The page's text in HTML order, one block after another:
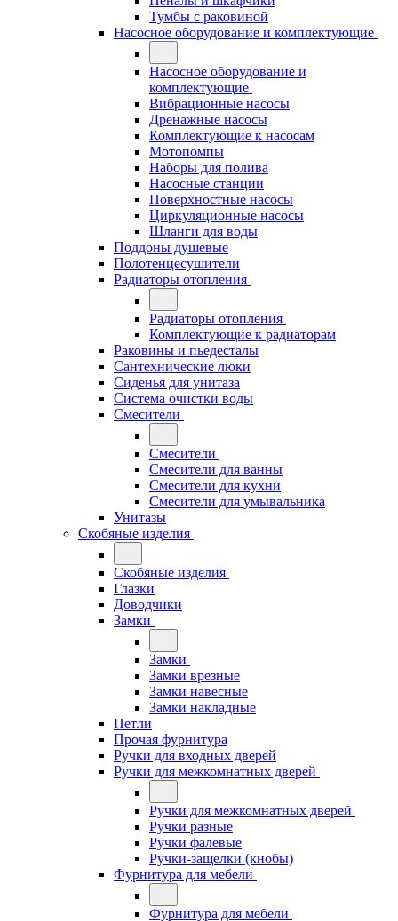
Тумбы с раковиной
Насосное оборудование и комплектующие
Насосное оборудование и
комплектующие
Вибрационные насосы
Дренажные насосы
Комплектующие к насосам
Мотопомпы
Наборы для полива
Насосные станции
Поверхностные насосы
Циркуляционные насосы
Шланги для воды
Поддоны душевые
Полотенцесушители
Радиаторы отопления
Радиаторы отопления
Комплектующие к радиаторам
Раковины и пьедесталы
Сантехнические люки
Сиденья для унитаза
Система очистки воды
Смесители
Смесители
Смесители для ванны
Смесители для кухни
Смесители для умывальника
Унитазы
Скобяные изделия
Скобяные изделия
Глазки
Доводчики
Замки
Замки
Замки врезные
Замки навесные
Замки накладные
Петли
Прочая фурнитура
Ручки для входных дверей
Ручки для межкомнатных дверей
Ручки для межкомнатных дверей
Ручки разные
Ручки фалевые
Ручки-защелки (кнобы)
Фурнитура для мебели
Фурнитура для мебели